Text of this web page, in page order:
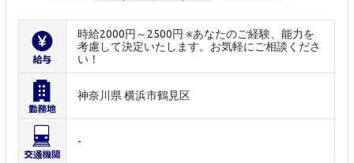
時給2000円～2500円 ※あなたのご経験、能力を
考慮して決定いたします。お気軽にご相談くださ
い！
神奈川県 横浜市鶴見区
-